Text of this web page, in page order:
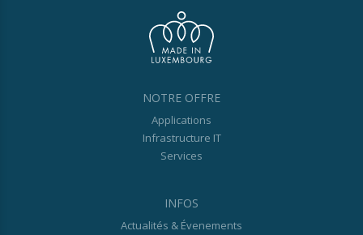
NOTRE OFFRE
Applications
Infrastructure IT
Services
INFOS
Actualités & Évenements